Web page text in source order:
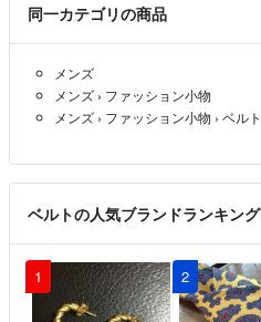
同一カテゴリの商品
メンズ
メンズ › ファッション小物
メンズ › ファッション小物 › ベルト
ベルトの人気ブランドランキング
1 2